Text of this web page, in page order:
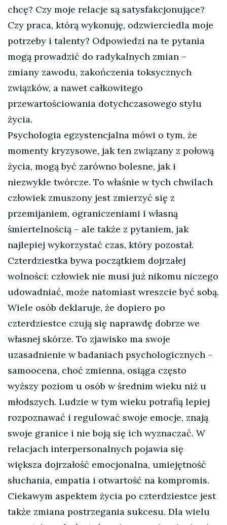
chcę? Czy moje relacje są satysfakcjonujące?
Czy praca, którą wykonuję, odzwierciedla moje
potrzeby i talenty? Odpowiedzi na te pytania
mogą prowadzić do radykalnych zmian –
zmiany zawodu, zakończenia toksycznych
związków, a nawet całkowitego
przewartościowania dotychczasowego stylu
życia.
Psychologia egzystencjalna mówi o tym, że
momenty kryzysowe, jak ten związany z połową
życia, mogą być zarówno bolesne, jak i
niezwykle twórcze. To właśnie w tych chwilach
człowiek zmuszony jest zmierzyć się z
przemijaniem, ograniczeniami i własną
śmiertelnością – ale także z pytaniem, jak
najlepiej wykorzystać czas, który pozostał.
Czterdziestka bywa początkiem dojrzałej
wolności: człowiek nie musi już nikomu niczego
udowadniać, może natomiast wreszcie być sobą.
Wiele osób deklaruje, że dopiero po
czterdziestce czują się naprawdę dobrze we
własnej skórze. To zjawisko ma swoje
uzasadnienie w badaniach psychologicznych –
samoocena, choć zmienna, osiąga często
wyższy poziom u osób w średnim wieku niż u
młodszych. Ludzie w tym wieku potrafią lepiej
rozpoznawać i regulować swoje emocje, znają
swoje granice i nie boją się ich wyznaczać. W
relacjach interpersonalnych pojawia się
większa dojrzałość emocjonalna, umiejętność
słuchania, empatia i otwartość na kompromis.
Ciekawym aspektem życia po czterdziestce jest
także zmiana postrzegania sukcesu. Dla wielu